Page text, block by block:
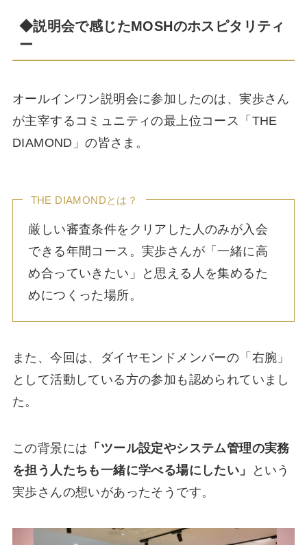
◆説明会で感じたMOSHのホスピタリティ
ー
オールインワン説明会に参加したのは、実歩さん
が主宰するコミュニティの最上位コース「THE
DIAMOND」の皆さま。
THE DIAMONDとは？
厳しい審査条件をクリアした人のみが入会
できる年間コース。実歩さんが「一緒に高
め合っていきたい」と思える人を集めるた
めにつくった場所。
また、今回は、ダイヤモンドメンバーの「右腕」
として活動している方の参加も認められていまし
た。
この背景には 「ツール設定やシステム管理の実務
を担う人たちも一緒に学べる場にしたい」
という
実歩さんの想いがあったそうです。